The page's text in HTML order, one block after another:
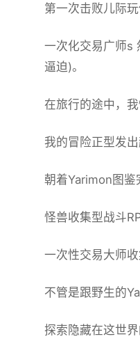
第一次击败儿际
一次化交易广师s
逼迫)。
在旅行的途中，
我的冒险正型发
朝着Yarimon图鉴
怪兽收集型战斗
一次性交易大师
不管是跟野生的
探索隐藏在这世